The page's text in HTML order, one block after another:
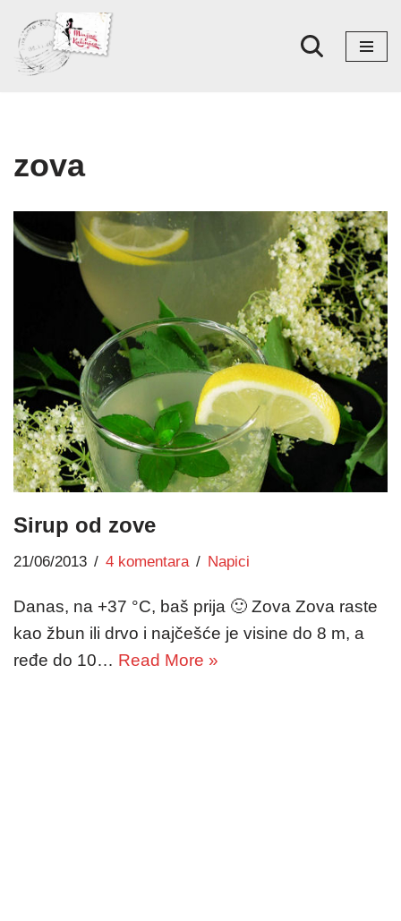
Skoči
na
zova
Sirup od zove
21/06/2013 4 komentara Napici
Danas, na +37 °C, baš prija 🙂 Zova Zova raste
kao žbun ili drvo i najčešće je visine do 8 m, a
ređe do 10… Read More »